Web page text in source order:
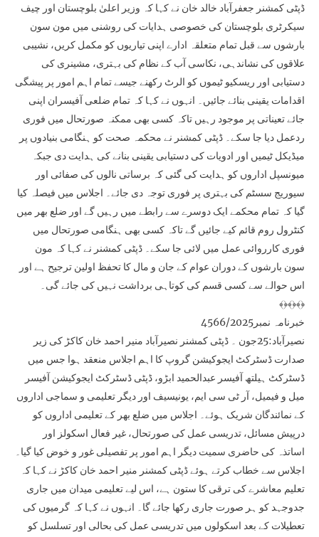
ڈپٹی کمشنر جعفرآباد خالد خان نے کہا کہ وزیر اعلیٰ بلوچستان اور چیف
سیکرٹری بلوچستان کی خصوصی ہدایات کی روشنی میں مون سون
بارشوں سے قبل تمام متعلقہ ادارے اپنی تیاریوں کو مکمل کریں، نشیبی
علاقوں کی نشاندہی، نکاسی آب کے نظام کی بہتری، مشینری کی
دستیابی اور ریسکیو ٹیموں کو الرٹ رکھنے جیسے تمام اہم امور پر پیشگی
اقدامات یقینی بنائے جائیں۔ انہوں نے کہا کہ تمام ضلعی آفیسران اپنی
جائے تعیناتی پر موجود رہیں تاکہ کسی بھی ممکنہ صورتحال میں فوری
ردعمل دیا جا سکے۔ ڈپٹی کمشنر نے محکمہ صحت کو ہنگامی بنیادوں پر
میڈیکل ٹیمیں اور ادویات کی دستیابی یقینی بنانے کی ہدایت دی جبکہ
میونسپل اداروں کو ہدایت کی گئی کہ برساتی نالوں کی صفائی اور
سیوریج سسٹم کی بہتری پر فوری توجہ دی جائے۔ اجلاس میں فیصلہ کیا
گیا کہ تمام محکمے ایک دوسرے سے رابطے میں رہیں گے اور ضلع بھر میں
کنٹرول روم قائم کیے جائیں گے تاکہ کسی بھی ہنگامی صورتحال میں
فوری کارروائی عمل میں لائی جا سکے۔ ڈپٹی کمشنر نے کہا کہ مون
سون بارشوں کے دوران عوام کے جان و مال کا تحفظ اولین ترجیح ہے اور
اس حوالے سے کسی قسم کی کوتاہی برداشت نہیں کی جائے گی۔
﴾﴿﴾﴿﴾﴿
خبرنامہ نمبر4566/2025
نصیرآباد:25جون ۔ ڈپٹی کمشنر نصیرآباد منیر احمد خان کاکڑ کی زیر
صدارت ڈسٹرکٹ ایجوکیشن گروپ کا اہم اجلاس منعقد ہوا جس میں
ڈسٹرکٹ ہیلتھ آفیسر عبدالحمید ابڑو، ڈپٹی ڈسٹرکٹ ایجوکیشن آفیسر
میل و فیمیل، آر ٹی سی ایم، یونیسیف اور دیگر تعلیمی و سماجی اداروں
کے نمائندگان شریک ہوئے۔ اجلاس میں ضلع بھر کے تعلیمی اداروں کو
درپیش مسائل، تدریسی عمل کی صورتحال، غیر فعال اسکولز اور
اساتذہ کی حاضری سمیت دیگر اہم امور پر تفصیلی غور و خوض کیا گیا۔
اجلاس سے خطاب کرتے ہوئے ڈپٹی کمشنر منیر احمد خان کاکڑ نے کہا کہ
تعلیم معاشرے کی ترقی کا ستون ہے، اس لیے تعلیمی میدان میں جاری
جدوجہد کو ہر صورت جاری رکھا جائے گا۔ انہوں نے کہا کہ گرمیوں کی
تعطیلات کے بعد اسکولوں میں تدریسی عمل کی بحالی اور تسلسل کو